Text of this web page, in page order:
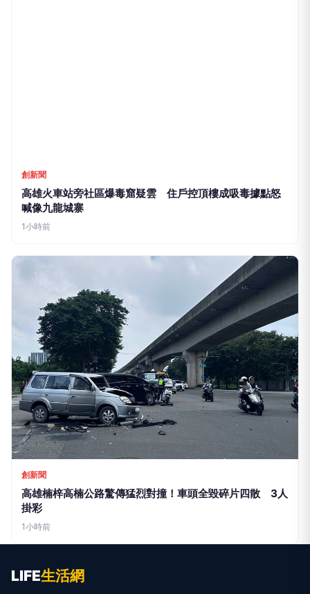
創新聞
高雄火車站旁社區爆毒窟疑雲 住戶控頂樓成吸毒據點怒
喊像九龍城寨
1小時前
創新聞
高雄楠梓高楠公路驚傳猛烈對撞！車頭全毀碎片四散 3人
掛彩
1小時前
LIFE生活網